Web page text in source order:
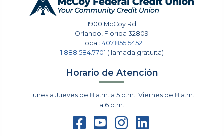
1900 McCoy Rd
Orlando Florida 32809
Local: 407.855.5452
1.888.584.7701 (llamada gratuita)
Horario de Atención
Lunes a Jueves de 8 a.m. a 5 p.m.; Viernes de 8 a.m.
a 6 p.m.